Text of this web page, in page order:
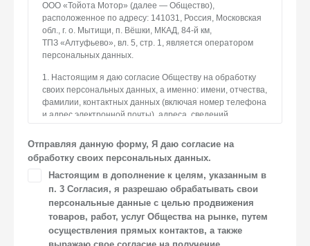
ООО «Тойота Мотор» (далее — Общество),
расположенное по адресу: 141031, Россия, Московская
обл., г. о. Мытищи, п. Вёшки, МКАД, 84-й км,
ТПЗ «Алтуфьево», вл. 5, стр. 1, является оператором
персональных данных.
1. Настоящим я даю согласие Обществу на обработку
своих персональных данных, а именно: имени, отчества,
фамилии, контактных данных (включая номер телефона
и адрес электронной почты), адреса, сведений
к автомобилю(-ям) и товарам/услугам, IP-адреса, сведений
об устройстве, операционной системы устройства
и модели мобильного телефона посетителя сайта,
уникального идентификатора посетителя сайта,
предпочтительного времени и способа для контакта,
истории контактов.
2. Под обработкой персональных данных понимаются
следующие действия: сбор, запись, систематизация,
Отправляя данную форму, Я даю согласие на
обработку своих персональных данных.
Настоящим в дополнение к целям, указанным в
п. 3 Согласия, я разрешаю обрабатывать свои
персональные данные с целью продвижения
товаров, работ, услуг Общества на рынке, путем
осуществления прямых контактов, а также
выражаю свое согласие на получение